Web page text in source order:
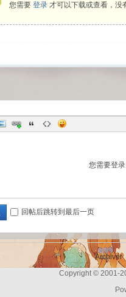
您需要 登录 才可以下载或查看，没
您需要登
回帖后跳转到最后一页
Archiver
Copyright © 2001-